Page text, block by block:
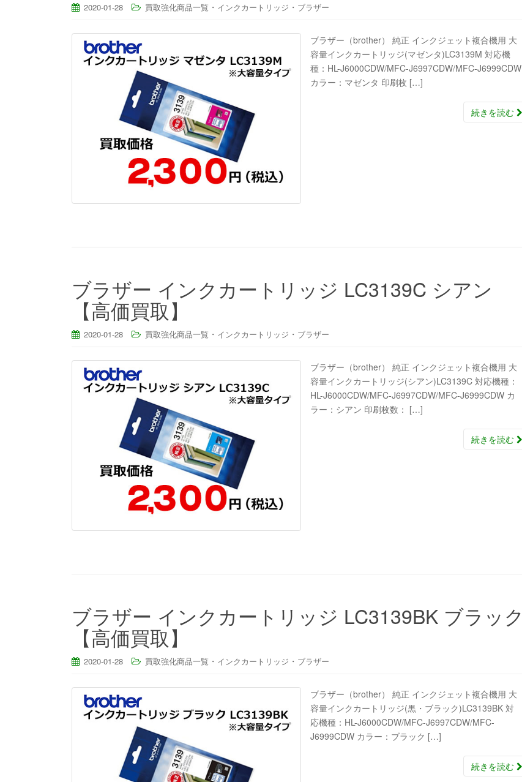
2020-01-28 買取強化商品一覧 ・ インクカートリッジ ・ ブラザー
ブラザー（brother） 純正 インクジェット複合機用 大
容量インクカートリッジ(マゼンタ)LC3139M 対応機
種：HL-J6000CDW/MFC-J6997CDW/MFC-J6999CDW
カラー：マゼンタ 印刷枚 […]
続きを読む
ブラザー インクカートリッジ LC3139C シアン
【高価買取】
2020-01-28 買取強化商品一覧 ・ インクカートリッジ ・ ブラザー
ブラザー（brother） 純正 インクジェット複合機用 大
容量インクカートリッジ(シアン)LC3139C 対応機種：
HL-J6000CDW/MFC-J6997CDW/MFC-J6999CDW カ
ラー：シアン 印刷枚数： […]
続きを読む
ブラザー インクカートリッジ LC3139BK ブラック
【高価買取】
2020-01-28 買取強化商品一覧 ・ インクカートリッジ ・ ブラザー
ブラザー（brother） 純正 インクジェット複合機用 大
容量インクカートリッジ(黒・ブラック)LC3139BK 対
応機種：HL-J6000CDW/MFC-J6997CDW/MFC-
J6999CDW カラー：ブラック […]
続きを読む